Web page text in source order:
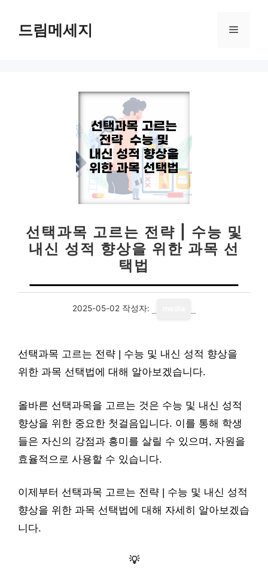
드림메세지 메
선택과목 고르는 전략 | 수능 및
내신 성적 향상을 위한 과목 선
택법
2025-05-02 작성자:
선택과목 고르는 전략 | 수능 및 내신 성적 향상을
위한 과목 선택법에 대해 알아보겠습니다.
올바른 선택과목을 고르는 것은 수능 및 내신 성적
향상을 위한 중요한 첫걸음입니다. 이를 통해 학생
들은 자신의 강점과 흥미를 살릴 수 있으며, 자원을
효율적으로 사용할 수 있습니다.
이제부터 선택과목 고르는 전략 | 수능 및 내신 성적
향상을 위한 과목 선택법에 대해 자세히 알아보겠습
니다.
💡